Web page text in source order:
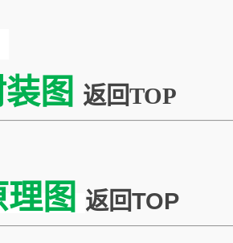
图 返回TOP
图 返回TOP